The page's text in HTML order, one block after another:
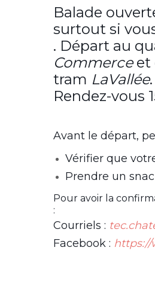
Balade
surtout si
. Départ au
Commerceet
tram LaVallée.
Rendez-vous
Avant le départ,
Vérifier que
Prendre un
Pour avoir la
:
Courriels :
Facebook : https://